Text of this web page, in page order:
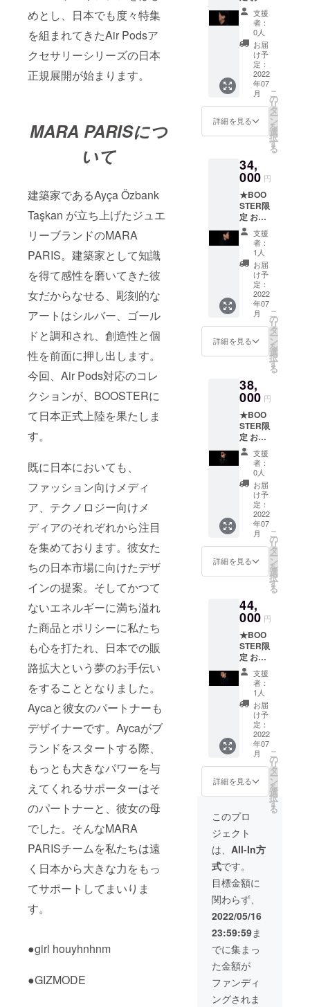
めとし、日本でも度々特集
を組まれてきたAir Podsア
クセサリーシリーズの日本
正規展開が始まります。
MARA PARISにつ
いて
建築家であるAyça Özbank
Taşkan が立ち上げたジュエ
リーブランドのMARA
PARIS。建築家として知識
を得て感性を磨いてきた彼
女だからなせる、彫刻的な
アートはシルバー、ゴール
ドと調和され、創造性と個
性を前面に押し出します。
今回、Air Pods対応のコレ
クションが、BOOSTERに
て日本正式上陸を果たしま
す。
既に日本においても、
ファッション向けメディ
ア、テクノロジー向けメ
ディアのそれぞれから注目
を集めております。彼女た
ちの日本市場に向けたデザ
インの提案。そしてかつて
ないエネルギーに満ち溢れ
た商品とポリシーに私たち
も心を打たれ、日本での販
路拡大という夢のお手伝い
をすることとなりました。
Aycaと彼女のパートナーも
デザイナーです。Aycaがブ
ランドをスタートする際、
もっとも大きなパワーを与
えてくれるサポーターはそ
のパートナーと、彼女の母
でした。そんなMARA
PARISチームを私たちは遠
く日本から大きな力をもっ
てサポートしてまいりま
す。
●girl houyhnhnm
●GIZMODE
25,000
: 925
Sterling
Silver
重さ :
13g 注)
商品は
MARA
PARIS
製ジュ
真内イ
ヤホン
は付属
いたし
ませ
ん。
そ
17%OF
F★ 品
名 : Pod
Cuff 品
番 : 8-
POD-
EC10
国内販
売予定
価格税
込(参考
価
00円
→BOO
STER税
込価格
31,000
円 材質
: 925
Sterling
Silver
重さ:片
方8g 注)
商品は
MARA
PARIS
製ジュ
エリー
のみで
は付属
いたし
ませ
ん。
支援
者：
0人
お届
け予
定：
2022
年07
月
詳細を見る
こ
の
リ
タ
ー
ン
を
選
択
す
る
34,
000 円
★BOO
STER限
定 およ
そ
17%OF
F★ 品
名 :
Wisdo
m Cuff
品番 : 9-
WCF-
C10 国
内販売
予定価
格税込
(参考価
00円
→BOO
STER価
格
34,000
円 材質
: 925
Sterling
Silver
重さ:片
方8g 注)
商品は
MARA
PARIS
製ジュ
エリー
のみで
は付属
いたし
ませ
ん。
支援
者：
1人
お届
け予
定：
2022
年07
月
詳細を見る
こ
の
リ
タ
ー
ン
を
選
択
す
る
38,
000 円
★BOO
STER限
定 およ
そ
16%OF
F★ 品
名 :
Wisdo
Hybrid
Glasse
s Chain
品番 : 9-
WHY-
C10 国
内販売
格税込
(参考価
格)45,1
00円
→BOO
STER価
格税込
38,000
: 925
Sterling
Silver
重さ21g
注)商品
MARA
PARIS
のみで
す。写
真内イ
ヤホン
及びサ
ングラ
スは付
属いた
しませ
ん。
支援
者：
0人
お届
け予
定：
2022
年07
月
詳細を見る
こ
の
リ
タ
ー
ン
を
選
択
す
る
44,
000 円
★BOO
STER限
定 およ
そ
17%OF
F★ 品
名 :
Circle
Hybrid
Glasse
s Chain
品番 : 9-
CRH-
C10 国
内販売
予定価
格税込
(参考価
格)52,8
00円
→BOO
STER価
格
44,000
円 材質
: 925
Sterling
Silver
重さ20g
注)商品
は
MARA
PARIS
製ジュ
支援
者：
1人
お届
け予
定：
2022
年07
月
詳細を見る
こ
の
リ
タ
ー
ン
を
選
択
す
る
このプロ
ジェクト
は、 All-In方
式です。
目標金額に
関わらず、
2022/05/16
23:59:59ま
でに集まっ
た金額が
ファンディ
ングされま